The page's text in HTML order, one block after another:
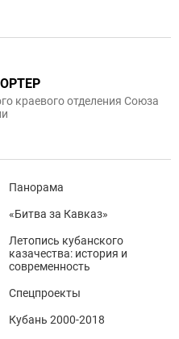
краевого отделения Союза
Панорама
«Битва за Кавказ»
Летопись кубанского
казачества: история и
современность
Спецпроекты
Кубань 2000-2018